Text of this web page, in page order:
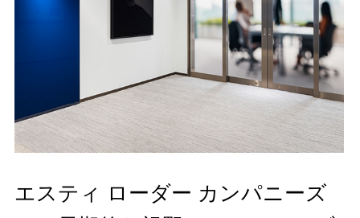
エスティ ローダー カンパニーズ